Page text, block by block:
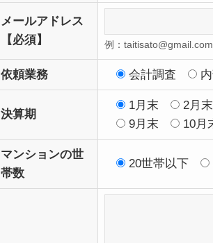
メールアドレス
【必須】
例：taitisato@gmail.com
依頼業務 会計調査
決算期
1月末 2月末
9月末
10月
マンションの世
帯数
20世帯以下